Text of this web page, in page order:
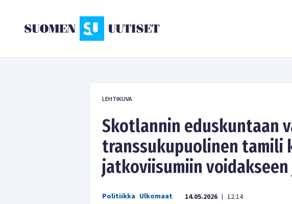
LEHTIKUVA
Skotlannin eduskuntaan
transsukupuolinen tamili
jatkoviisumiin voidakseen
Politiikka Ulkomaat 14.05.2026 | 12:14